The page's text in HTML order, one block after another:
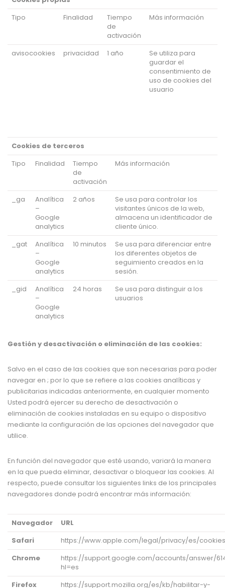
Tipo
Finalidad
Tiempo
de
activación
Más información
avisocookies privacidad 1 año
Se utiliza para
guardar el
consentimiento de
uso de cookies del
usuario
Cookies de terceros
Tipo
Finalidad
Tiempo
de
activación
Más información
_ga
Analítica
–
Google
analytics
2 años
Se usa para controlar los
visitantes únicos de la web,
almacena un identificador de
cliente único.
_gat
Analítica
–
Google
analytics
10 minutos
Se usa para diferenciar entre
los diferentes objetos de
seguimiento creados en la
sesión.
_gid
Analítica
–
Google
analytics
24 horas
Se usa para distinguir a los
usuarios
Gestión y desactivación o eliminación de las cookies:
Salvo en el caso de las cookies que son necesarias para poder
navegar en ; por lo que se refiere a las cookies analíticas y
publicitarias indicadas anteriormente, en cualquier momento
Usted podrá ejercer su derecho de desactivación o
eliminación de cookies instaladas en su equipo o dispositivo
mediante la configuración de las opciones del navegador que
utilice.
En función del navegador que esté usando, variará la manera
en la que pueda eliminar, desactivar o bloquear las cookies. Al
respecto, puede consultar los siguientes links de los principales
navegadores donde podrá encontrar más información:
Navegador
URL
Safari
https://www.apple.com/legal/privacy/es/
Chrome
https://support.google.com/accounts/answer/
hl=es
Firefox
https://support.mozilla.org/es/kb/habilitar-y-